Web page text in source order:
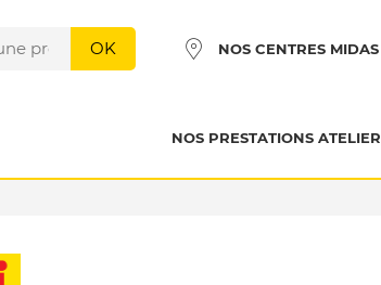
OK NOS CENTRES MIDAS
NOS PRESTATIONS ATELIER